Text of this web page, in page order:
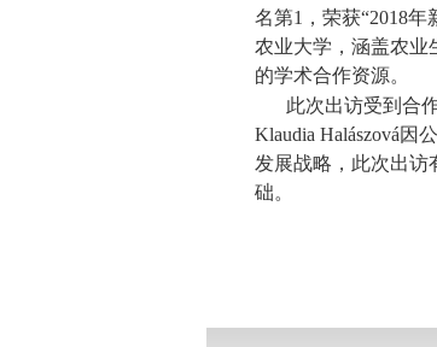
名第1 ，荣获“2018年
农业大学，涵盖农业
的学术合作资源。
此次出访受到合
Klaudia Halászová因
发展战略，此次出访
础。